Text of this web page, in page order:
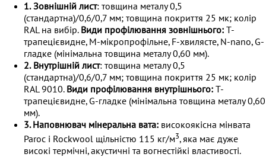
1. Зовнішній лист: товщина металу 0,5
(стандартна)/0,6/0,7 мм; товщина покриття 25 мк; колір
RAL на вибір. Види профілювання зовнішнього: Т-
трапецієвидне, М-мікропрофільне, F-хвилясте, N-nano, G-
гладке (мінімальна товщина металу 0,60 мм).
2. Внутрішній лист: товщина металу 0,5
(стандартна)/0,6/0,7 мм; товщина покриття 25 мк; колір
RAL 9010. Види профілювання внутрішнього: Т-
трапецієвидне, G-гладке (мінімальна товщина металу 0,60
мм).
3. Наповнювач мінеральна вата: високоякісна мінвата
Paroc і Rockwool щільністю 115 кг/м3, яка має дуже
високі термічні, акустичні та вогнестійкі властивості.